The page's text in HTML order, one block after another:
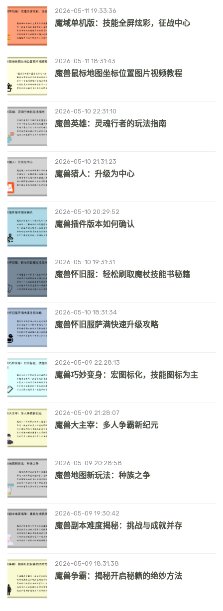
2026-05-11 19:33:36
魔域单机版：技能全屏炫彩，征战中心
2026-05-11 18:31:43
魔兽鼠标地图坐标位置图片视频教程
2026-05-10 22:31:10
魔兽英雄：灵魂行者的玩法指南
2026-05-10 21:31:23
魔兽猎人：升级为中心
2026-05-10 20:29:52
魔兽插件版本如何确认
2026-05-10 19:31:31
魔兽怀旧服：轻松刷取魔杖技能书秘籍
2026-05-10 18:31:34
魔兽怀旧服萨满快速升级攻略
2026-05-09 22:28:13
魔兽巧妙变身：宏图标化，技能图标为主
2026-05-09 21:28:07
魔兽大主宰：多人争霸新纪元
2026-05-09 20:28:58
魔兽地图新玩法：种族之争
2026-05-09 19:30:42
魔兽副本难度揭秘：挑战与成就并存
2026-05-09 18:31:38
魔兽争霸：揭秘开启秘籍的绝妙方法